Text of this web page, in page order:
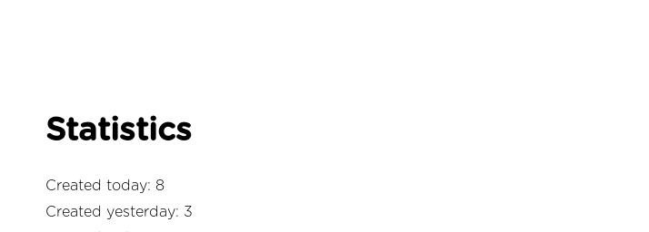
Statistics
Created today: 8
Created yesterday: 3